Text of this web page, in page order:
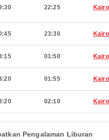
22:25 Kairo
23:30 Kairo
01:50 Kairo
01:55 Kairo
02:10 Kairo
Pengalaman Liburan